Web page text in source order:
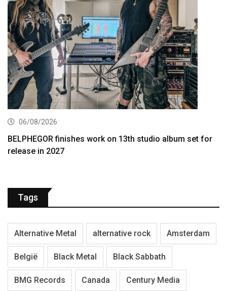
06/08/2026
BELPHEGOR finishes work on 13th studio album set for
release in 2027
Tags
Alternative Metal alternative rock Amsterdam
België Black Metal Black Sabbath
BMG Records Canada Century Media